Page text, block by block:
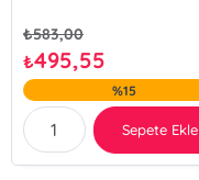
₺583,00
₺495,55
%15
Sepete Ekle